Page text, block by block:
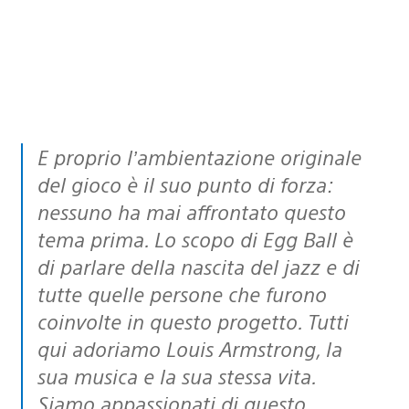
E proprio l’ambientazione originale
del gioco è il suo punto di forza:
nessuno ha mai affrontato questo
tema prima. Lo scopo di Egg Ball è
di parlare della nascita del jazz e di
tutte quelle persone che furono
coinvolte in questo progetto. Tutti
qui adoriamo Louis Armstrong, la
sua musica e la sua stessa vita.
Siamo appassionati di questo